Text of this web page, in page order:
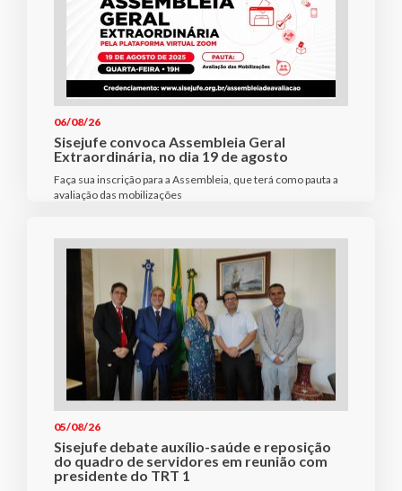
06/08/26
Sisejufe convoca Assembleia Geral
Extraordinária, no dia 19 de agosto
Faça sua inscrição para a Assembleia, que terá como pauta a
avaliação das mobilizações
05/08/26
Sisejufe debate auxílio-saúde e reposição
do quadro de servidores em reunião com
presidente do TRT 1